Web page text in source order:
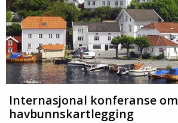
Internasjonal konferanse om
havbunnskartlegging